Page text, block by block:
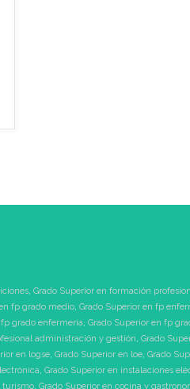
, Grado Superior en formación
fp grado medio, Grado Superior en fp
grado enfermeria, Grado Superior en fp
administración y gestión, Grado
en logse, Grado Superior en loe, Grado
, Grado Superior en instalaciones
turismo, Grado Superior en cocina y